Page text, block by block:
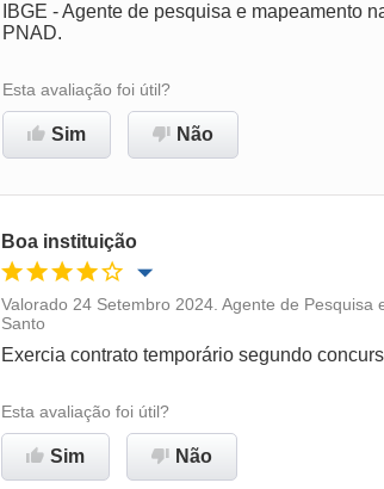
Ambiente de trabalho
Recomenda esta empresa
IBGE - Agente de pesquisa e mapeamento
PNAD.
Esta avaliação foi útil?
Sim Não
Boa instituição
Oportunidade de promoção
Recomenda esta empresa
Valorado 24 Setembro 2024. Agente de
Santo
Exercia contrato temporário segundo
Esta avaliação foi útil?
Sim Não